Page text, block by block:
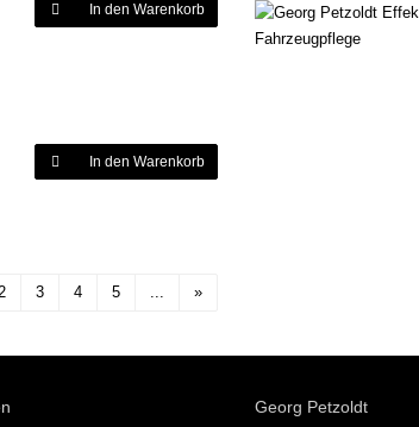
In den Warenkorb
In den Warenkorb
3 4 5 ... »
Georg Petzoldt